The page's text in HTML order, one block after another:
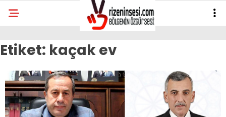
Etiket: kaçak ev